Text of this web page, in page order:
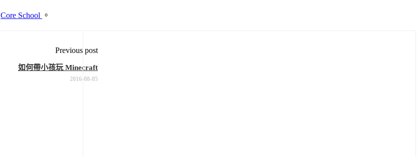
Core School 。
Previous post
如何帶小孩玩 Minecraft
2016-08-05